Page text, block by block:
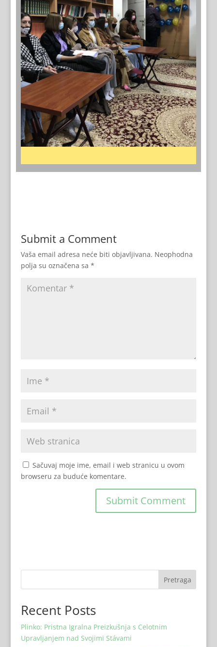
Submit a Comment
Vaša email adresa neće biti objavljivana. Neophodna
polja su označena sa *
Sačuvaj moje ime, email i web stranicu u ovom
browseru za buduće komentare.
Pretraga
Recent Posts
Plinko: Pristna Igralna Preizkušnja s Celotnim
Upravljanjem nad Svojimi Stávami